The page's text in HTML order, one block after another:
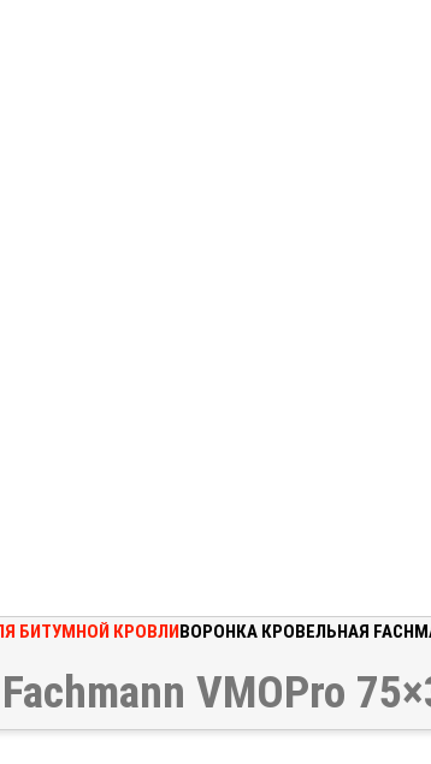
БИТУМНОЙ КРОВЛИВОРОНКА КРОВЕЛЬНАЯ
VMOPro